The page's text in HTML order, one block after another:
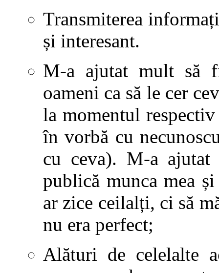
Transmiterea
și interesant.
M-a ajutat mult să
oameni ca să le cer
la momentul
în vorbă cu
cu ceva). M-a
publică munca mea
ar zice ceilalți, ci să
nu era perfect;
Alături de celelalte